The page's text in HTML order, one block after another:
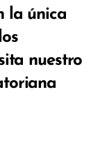
la única
nuestro